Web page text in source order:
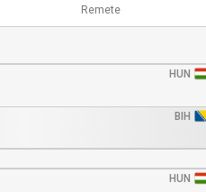
Remete
HUN
BIH
HUN